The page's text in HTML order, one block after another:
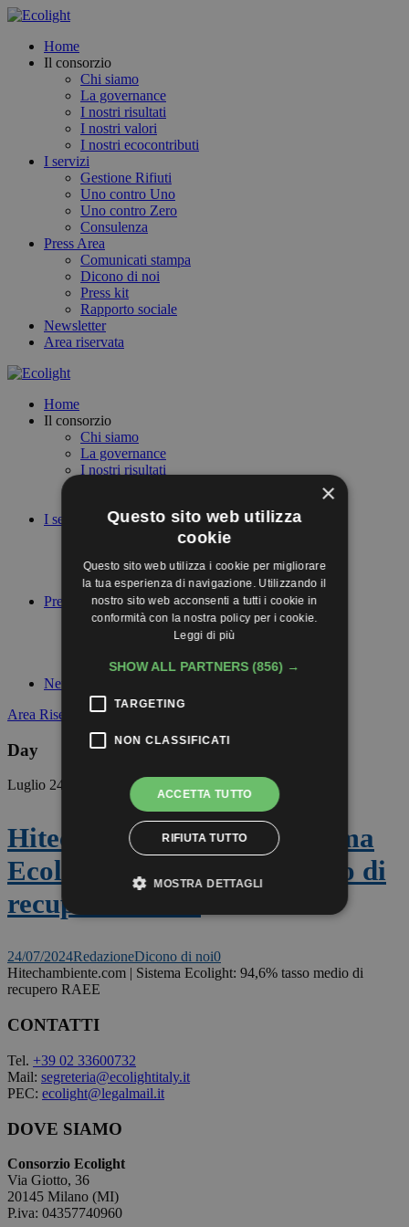
Home
Il consorzio
Chi siamo
La governance
I nostri risultati
I nostri valori
I nostri ecocontributi
I servizi
Gestione Rifiuti
Uno contro Uno
Uno contro Zero
Consulenza
Press Area
Comunicati stampa
Dicono di noi
Press kit
Rapporto sociale
Newsletter
Area riservata
Home
Il consorzio
Chi siamo
La governance
I nostri risultati
I servizi
Uno contro Zero
Consulenza
Press Area
Comunicati stampa
Rapporto sociale
Newsletter
Area Riservata
Day
Luglio 24, 2024
Hitechambiente.com | Sistema
Ecolight: 94,6% tasso medio di
recupero RAEE
24/07/2024RedazioneDicono di noi0
Hitechambiente.com | Sistema Ecolight: 94,6% tasso medio di
recupero RAEE
CONTATTI
Tel. +39 02 33600732
Mail: segreteria@ecolightitaly.it
PEC: ecolight@legalmail.it
DOVE SIAMO
Consorzio Ecolight
Via Giotto, 36
20145 Milano (MI)
P.iva: 04357740960
×
Questo sito web utilizza
cookie
Questo sito web utilizza i cookie per migliorare
la tua esperienza di navigazione. Utilizzando il
nostro sito web acconsenti a tutti i cookie in
conformità con la nostra policy per i cookie.
Leggi di più
SHOW ALL PARTNERS(856) →
TARGETING
NON CLASSIFICATI
ACCETTA TUTTO
RIFIUTA TUTTO
MOSTRA DETTAGLI